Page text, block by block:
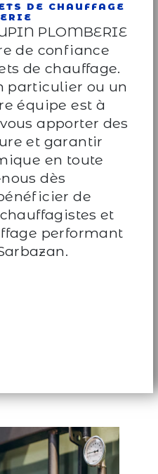
DE CHAUFFAGE
PLOMBERIE
de confiance
de chauffage.
particulier ou un
équipe est à
apporter des
et garantir
en toute
dès
de
et
performant